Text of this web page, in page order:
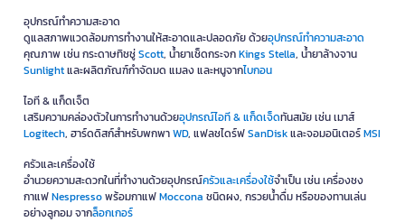
อุปกรณ์ทำความสะอาด
ดูแลสภาพแวดล้อมการทำงานให้สะอาดและปลอดภัย ด้วยอุปกรณ์ทำความสะอาด
คุณภาพ เช่น กระดาษทิชชู่Scott, น้ำยาเช็ดกระจกKings Stella, น้ำยาล้างจาน
Sunlightและผลิตภัณฑ์กำจัดมด แมลง และหนูจากไบกอน
ไอที & แก็ดเจ็ต
เสริมความคล่องตัวในการทำงานด้วยอุปกรณ์ไอที & แก็ดเจ็ดทันสมัย เช่น เมาส์
Logitech, ฮาร์ดดิสก์สำหรับพกพาWD, แฟลชไดร์ฟSanDiskและจอมอนิเตอร์MSI
ครัวและเครื่องใช้
อำนวยความสะดวกในที่ทำงานด้วยอุปกรณ์ครัวและเครื่องใช้จำเป็น เช่น เครื่องชง
กาแฟNespressoพร้อมกาแฟMoccona ชนิดผง, กรวยน้ำดื่ม หรือของทานเล่น
อย่างลูกอม จากล็อกเกอร์